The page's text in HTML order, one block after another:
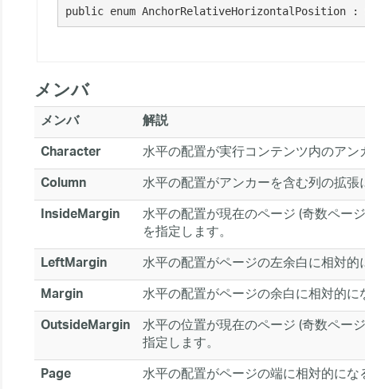
public enum AnchorRelativeHorizontalPosition :
メンバ
メンバ
解説
Character
水平の配置が実行コンテンツ内のア
Column 水平の配置がアンカーを含む列の拡張
InsideMargin 水平の配置が現在のページ (奇数ペー
を指定します。
LeftMargin 水平の配置がページの左余白に相対的
Margin 水平の配置がページの余白に相対的に
OutsideMargin 水平の位置が現在のページ (奇数ペー
指定します。
Page 水平の配置がページの端に相対的にな